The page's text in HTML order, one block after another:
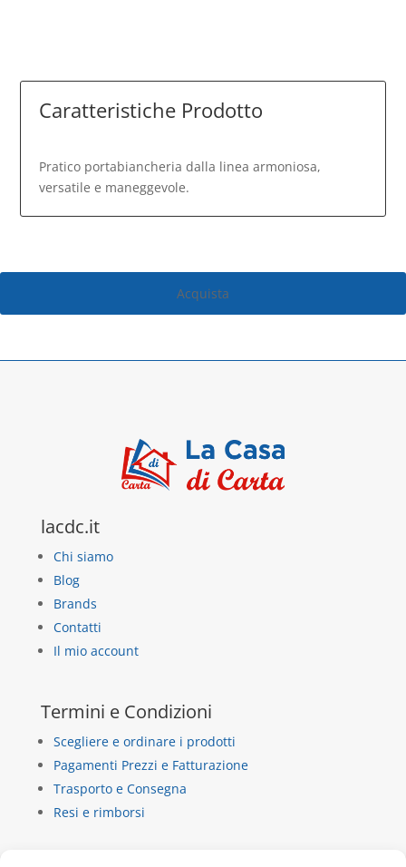
Caratteristiche Prodotto
Pratico portabiancheria dalla linea armoniosa,
versatile e maneggevole.
Acquista
lacdc.it
Chi siamo
Blog
Brands
Contatti
Il mio account
Termini e Condizioni
Scegliere e ordinare i prodotti
Pagamenti Prezzi e Fatturazione
Trasporto e Consegna
Resi e rimborsi